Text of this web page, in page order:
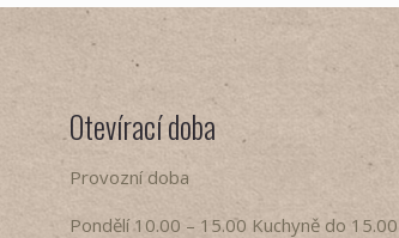
Otevírací doba
Provozní doba
Pondělí​ 10.00 – 15.00​​ Kuchyně do 15.00